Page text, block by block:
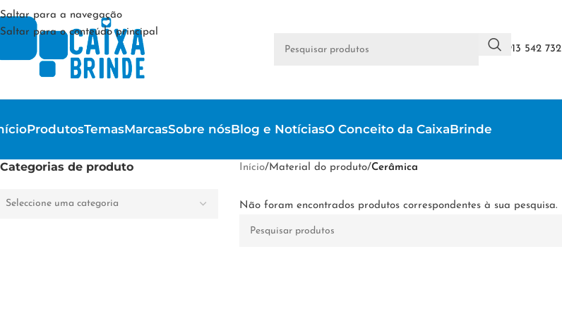
Saltar para a navegação
Saltar para o conteúdo principal
+351 913 542 732
ProdutosTemasMarcasSobre nósBlog e NotíciasO Conceito da CaixaBrinde
Categorias de produto
Seleccione uma categoria
Início/Material do produto/Cerâmica
Não foram encontrados produtos correspondentes à sua pesquisa.